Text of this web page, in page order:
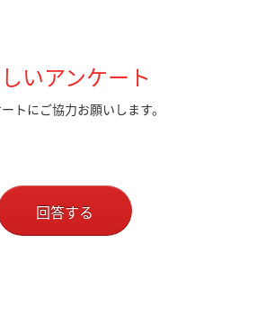
いアンケート
トにご協力お願いします。
回答する